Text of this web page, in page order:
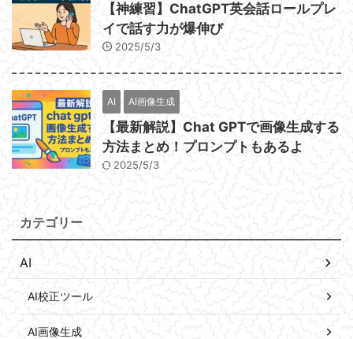
【神練習】ChatGPT英会話ロールプレ
イで話す力が爆伸び
2025/5/3
AI AI画像生成
【最新解説】Chat GPTで画像生成する
方法まとめ！プロンプトもあるよ
2025/5/3
カテゴリー
AI
AI校正ツール
AI画像生成